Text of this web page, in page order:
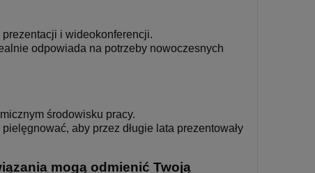
prezentacji i wideokonferencji.
odpowiada na potrzeby nowoczesnych
środowisku pracy.
aby przez długie lata prezentowały
mogą odmienić Twoją